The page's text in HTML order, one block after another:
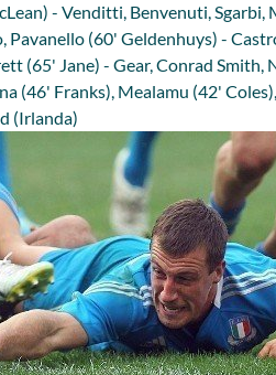
- Venditti, Benvenuti,
Pavanello (60' Geldenhuys) -
(65' Jane) - Gear, Conrad Smith,
(46' Franks), Mealamu (42'
(Irlanda)